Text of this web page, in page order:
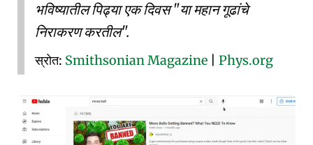
भविष्यातील पिढ्या एक दिवस "या महान गूढांचे
निराकरण करतील".
स्रोत: Smithsonian Magazine Phys.org